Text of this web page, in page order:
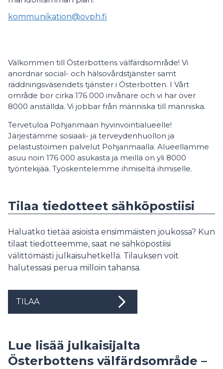
kommunikation@ovph.fi
Välkommen till Österbottens välfärdsområde! Vi
anordnar social- och hälsovårdstjänster samt
räddningsväsendets tjänster i Österbotten. I Vårt
område bor cirka 176 000 invånare och vi har över
8000 anställda. Vi jobbar från människa till människa.
Tervetuloa Pohjanmaan hyvinvointialueelle!
Järjestämme sosiaali- ja terveydenhuollon ja
pelastustoimen palvelut Pohjanmaalla. Alueellamme
asuu noin 176 000 asukasta ja meillä on yli 8000
työntekijää. Työskentelemme ihmiseltä ihmiselle.
Tilaa tiedotteet sähköpostiisi
Haluatko tietää asioista ensimmäisten joukossa? Kun
tilaat tiedotteemme, saat ne sähköpostiisi
välittömästi julkaisuhetkellä. Tilauksen voit
halutessasi perua milloin tahansa.
TILAA
Lue lisää julkaisijalta
Österbottens välfärdsområde –